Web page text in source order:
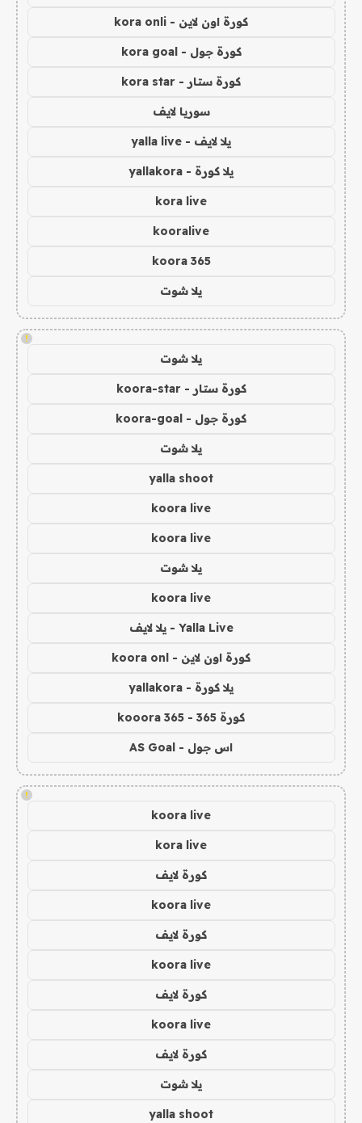
كورة اون لاين - kora onli
كورة جول - kora goal
كورة ستار - kora star
سوريا لايف
يلا لايف - yalla live
يلا كورة - yallakora
kora live
kooralive
koora 365
يلا شوت
!
يلا شوت
كورة ستار - koora-star
كورة جول - koora-goal
يلا شوت
yalla shoot
koora live
koora live
يلا شوت
koora live
Yalla Live - يلا لايف
كورة اون لاين - koora onl
يلا كورة - yallakora
كورة 365 - kooora 365
اس جول - AS Goal
!
koora live
kora live
كورة لايف
koora live
كورة لايف
koora live
كورة لايف
koora live
كورة لايف
يلا شوت
yalla shoot